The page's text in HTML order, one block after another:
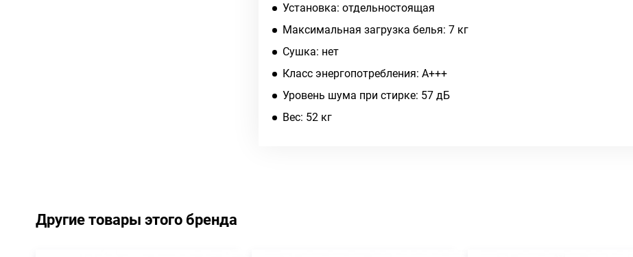
Установка: отдельностоящая
Максимальная загрузка белья: 7 кг
Сушка: нет
Класс энергопотребления: A+++
Уровень шума при стирке: 57 дБ
Вес: 52 кг
Другие товары этого бренда